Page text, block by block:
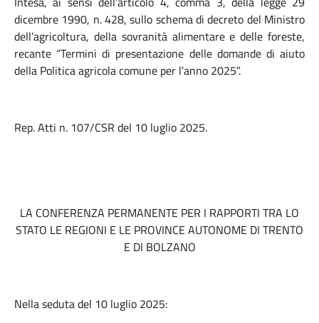
dicembre 1990, n. 428, sullo schema di decreto del Ministro
dell’agricoltura, della sovranità alimentare e delle foreste,
recante “Termini di presentazione delle domande di aiuto
della Politica agricola comune per l’anno 2025”.
Rep. Atti n. 107/CSR del 10 luglio 2025.
LA CONFERENZA PERMANENTE PER I RAPPORTI TRA LO
STATO LE REGIONI E LE PROVINCE AUTONOME DI TRENTO
E DI BOLZANO
Nella seduta del 10 luglio 2025: